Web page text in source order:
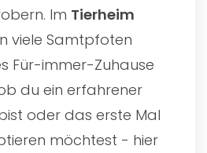
Im Tierheim
viele Samtpfoten
Für-immer-Zuhause
du ein erfahrener
oder das erste Mal
möchtest - hier